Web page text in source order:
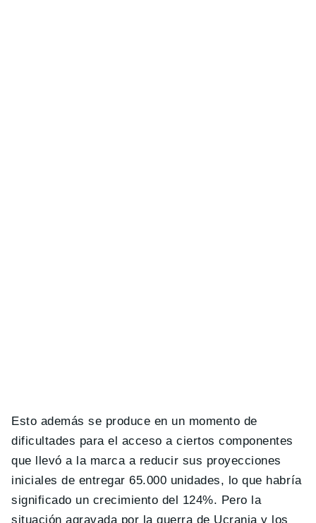
Esto además se produce en un momento de
dificultades para el acceso a ciertos componentes
que llevó a la marca a reducir sus proyecciones
iniciales de entregar 65.000 unidades, lo que habría
significado un crecimiento del 124%. Pero la
situación agravada por la guerra de Ucrania y los